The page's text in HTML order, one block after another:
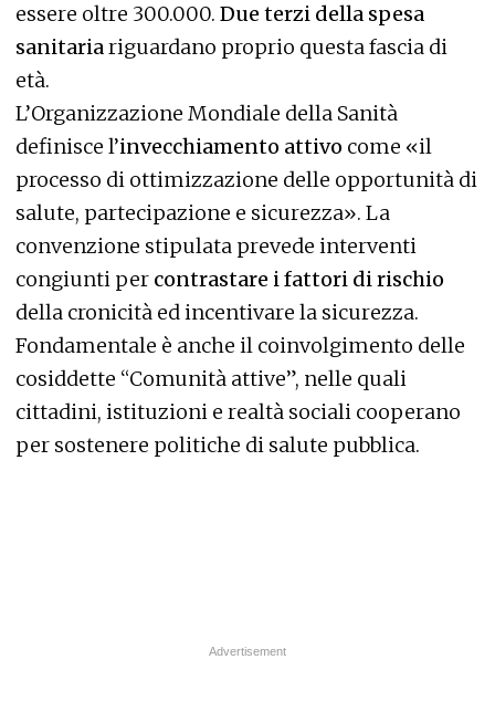
essere oltre 300.000. Due terzi della spesa
sanitariariguardano proprio questa fascia di
età.
L’Organizzazione Mondiale della Sanità
definisce l’invecchiamento attivo come «il
processo di ottimizzazione delle opportunità di
salute, partecipazione e sicurezza». La
convenzione stipulata prevede interventi
congiunti per contrastare i fattori di rischio
della cronicità ed incentivare la sicurezza.
Fondamentale è anche il coinvolgimento delle
cosiddette “Comunità attive”, nelle quali
cittadini, istituzioni e realtà sociali cooperano
per sostenere politiche di salute pubblica.